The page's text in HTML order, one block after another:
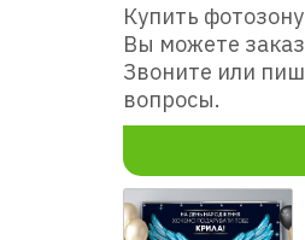
Купить
Вы можете
Звоните или
вопросы.